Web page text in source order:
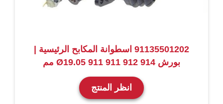
91135501202 اسطوانة المكابح الرئيسية |
بورش 914 912 911 911 Ø19.05 مم
انظر المنتج